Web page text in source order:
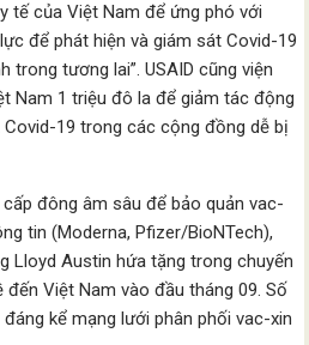
tế của Việt Nam để ứng phó với
để phát hiện và giám sát Covid-19
trong tương lai”. USAID cũng viện
Nam 1 triệu đô la để giảm tác động
19 trong các cộng đồng dễ bị
đông âm sâu để bảo quản vac-
tin (Moderna, Pfizer/BioNTech),
Lloyd Austin hứa tặng trong chuyến
đến Việt Nam vào đầu tháng 09. Số
kể mạng lưới phân phối vac-xin